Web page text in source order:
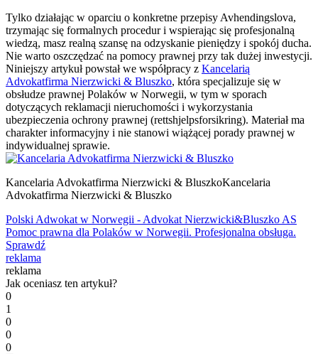
Tylko działając w oparciu o konkretne przepisy Avhendingslova,
trzymając się formalnych procedur i wspierając się profesjonalną
wiedzą, masz realną szansę na odzyskanie pieniędzy i spokój ducha.
Nie warto oszczędzać na pomocy prawnej przy tak dużej inwestycji.
Niniejszy artykuł powstał we współpracy z Kancelarią
Advokatfirma Nierzwicki & Bluszko, która specjalizuje się w
obsłudze prawnej Polaków w Norwegii, w tym w sporach
dotyczących reklamacji nieruchomości i wykorzystania
ubezpieczenia ochrony prawnej (rettshjelpsforsikring). Materiał ma
charakter informacyjny i nie stanowi wiążącej porady prawnej w
indywidualnej sprawie.
Kancelaria Advokatfirma Nierzwicki & BluszkoKancelaria
Advokatfirma Nierzwicki & Bluszko
Polski Adwokat w Norwegii - Advokat Nierzwicki&Bluszko AS
Pomoc prawna dla Polaków w Norwegii. Profesjonalna obsługa.
Sprawdź
reklama
reklama
Jak oceniasz ten artykuł?
0
1
0
0
0